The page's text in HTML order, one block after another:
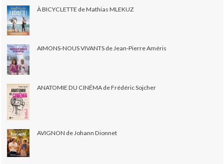
À BICYCLETTE de Mathias MLEKUZ
AIMONS-NOUS VIVANTS de Jean-Pierre Améris
ANATOMIE DU CINÉMA de Frédéric Sojcher
AVIGNON de Johann Dionnet